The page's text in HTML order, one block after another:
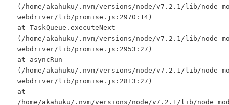
(/home/akahuku/.nvm/versions/node/v7.2.1/lib/
webdriver/lib/promise.js:2970:14)
at TaskQueue.executeNext_
(/home/akahuku/.nvm/versions/node/v7.2.1/lib/
webdriver/lib/promise.js:2953:27)
at asyncRun
(/home/akahuku/.nvm/versions/node/v7.2.1/lib/
webdriver/lib/promise.js:2813:27)
at
/home/akahuku/.nvm/versions/node/v7.2.1/lib/